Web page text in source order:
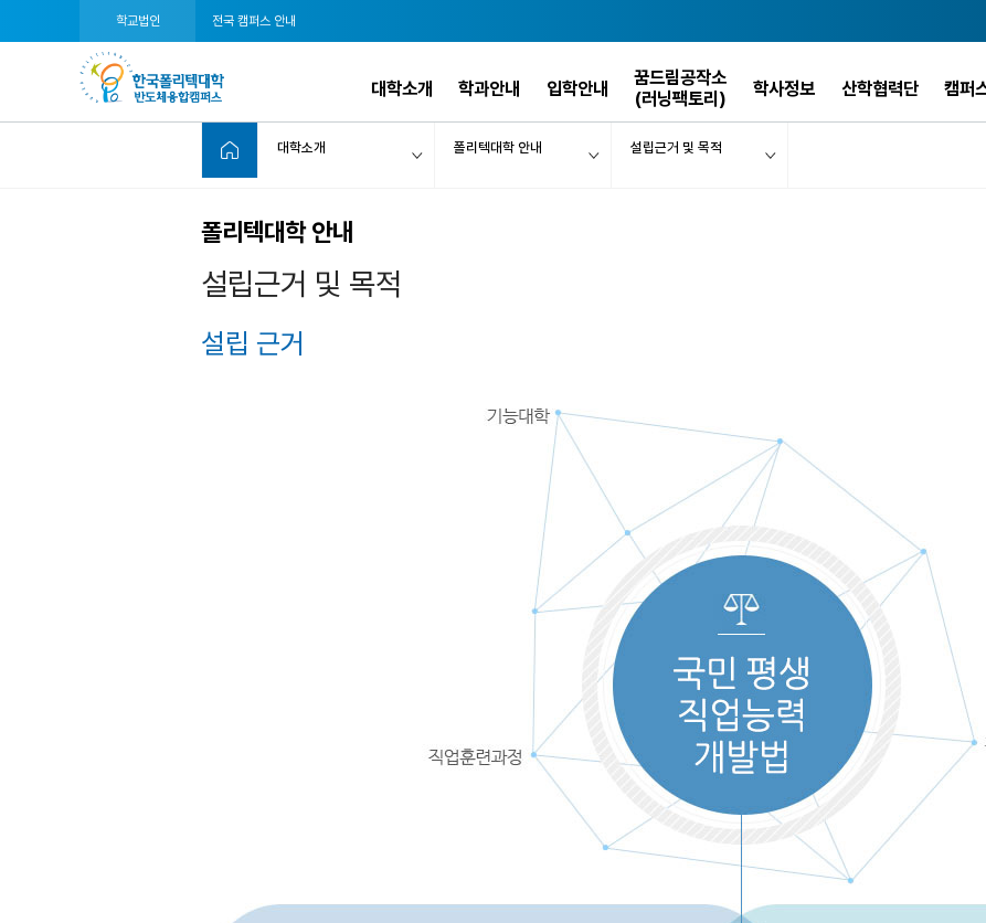
학교법인 전국 캠퍼스 안내
대학소개 학과안내 입학안내
꿈드림공작소
(러닝팩토리)
학사정보 산학협력단 캠퍼
대학소개 폴리텍대학 안내 설립근거 및 목적
폴리텍대학 안내
설립근거 및 목적
설립 근거